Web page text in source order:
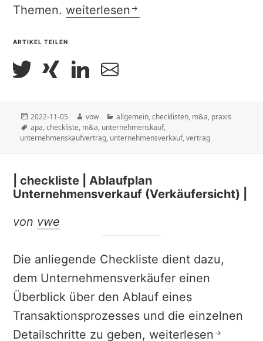
Themen.| checkliste |
weiterlesen
ARTIKEL TEILEN
Veröffentlicht
am
2022-11-05 Autor
vow Kategorien
allgemein,checklisten, m&a, praxis
Schlagwörter
apa,checkliste, m&a, unternehmenskauf,
unternehmenskaufvertrag, unternehmensverkauf,vertrag
| checkliste | Ablaufplan
Unternehmensverkauf (Verkäufersicht) |
von vwe
Die anliegende Checkliste dient dazu,
dem Unternehmensverkäufer einen
Überblick über den Ablauf eines
Transaktionsprozesses und die einzelnen
Detailschritte zu geben,| checkliste |
weiterlesen